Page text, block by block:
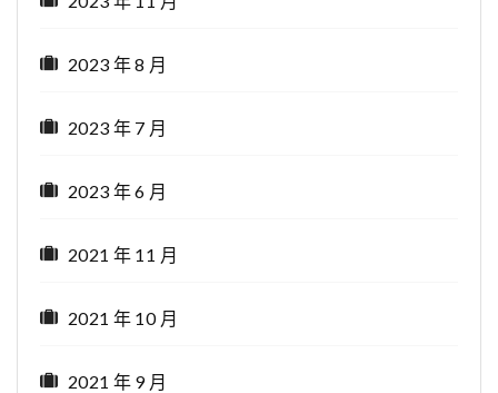
2023 年 8 月
2023 年 7 月
2023 年 6 月
2021 年 11 月
2021 年 10 月
2021 年 9 月